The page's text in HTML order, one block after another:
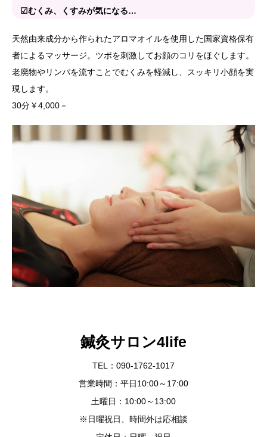
☑むくみ、くすみが気になる…
天然由来成分から作られたアロマオイルを使用した国家資格保有
者によるマッサージ。ツボを刺激してお顔のコリをほぐします。
老廃物やリンパを流すことでむくみを軽減し、スッキリ小顔を実
現します。
30分￥4,000－
鍼灸サロン4life
TEL：090-1762-1017
営業時間：平日10:00～17:00
土曜日：10:00～13:00
※日曜祝日、時間外は応相談